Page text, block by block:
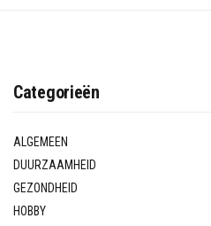
Categorieën
ALGEMEEN
DUURZAAMHEID
GEZONDHEID
HOBBY